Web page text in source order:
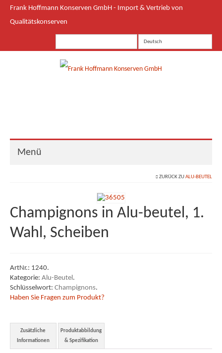
Frank Hoffmann Konserven GmbH - Import & Vertrieb von
Qualitätskonserven
Deutsch
Menü
Food Service
Industrie
Mitarbeiter
Geschichte
Unsere Werte
Newsletter
ZURÜCK ZUALU-BEUTEL
Champignons in Alu-beutel, 1.
Wahl, Scheiben
ArtNr.: 1240.
Kategorie: Alu-Beutel.
Schlüsselwort: Champignons.
Haben Sie Fragen zum Produkt?
Zusätzliche
Informationen
Produktabbildung
& Spezifikation